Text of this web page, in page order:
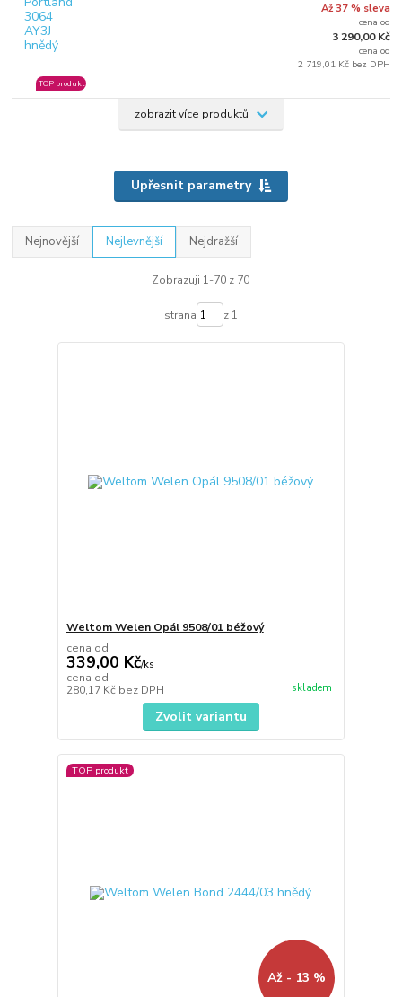
TOP produkt
Až 37 % sleva
cena od
3 290,00 Kč
cena od
2 719,01 Kč bez DPH
zobrazit více produktů
Upřesnit parametry
Nejnovější Nejlevnější Nejdražší
Zobrazuji 1-70 z 70
strana z 1
Weltom Welen Opál 9508/01 béžový
cena od
339,00 Kč/ks
cena od
280,17 Kč bez DPH skladem
Zvolit variantu
TOP produkt
Až - 13 %